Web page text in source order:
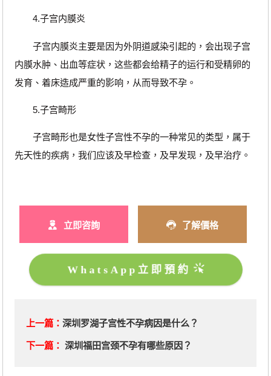
4.子宫内膜炎
子宫内膜炎主要是因为外阴道感染引起的，会出现子宫
内膜水肿、出血等症状，这些都会给精子的运行和受精卵的
发育、着床造成严重的影响，从而导致不孕。
5.子宫畸形
子宫畸形也是女性子宫性不孕的一种常见的类型，属于
先天性的疾病，我们应该及早检查，及早发现，及早治疗。
立即咨詢 了解價格
WhatsApp立即預約
上一篇： 深圳罗湖子宫性不孕病因是什么？
下一篇： 深圳福田宫颈不孕有哪些原因？